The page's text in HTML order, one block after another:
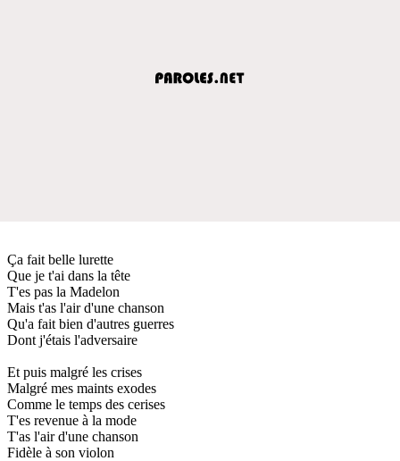
Ça fait belle lurette
Que je t'ai dans la tête
T'es pas la Madelon
Mais t'as l'air d'une chanson
Qu'a fait bien d'autres guerres
Dont j'étais l'adversaire
Et puis malgré les crises
Malgré mes maints exodes
Comme le temps des cerises
T'es revenue à la mode
T'as l'air d'une chanson
Fidèle à son violon